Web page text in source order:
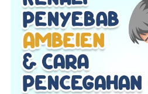
Cara
Pencegahannya